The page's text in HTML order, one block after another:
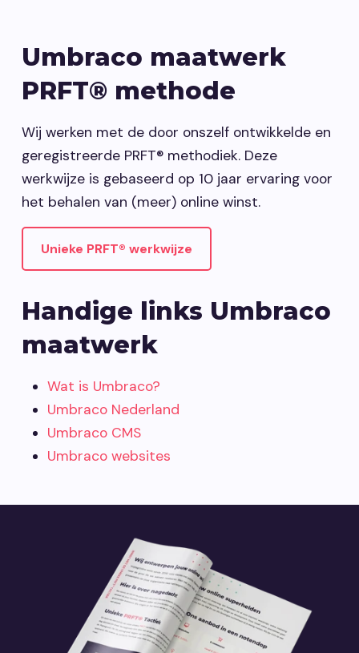
Umbraco maatwerk
PRFT® methode
Wij werken met de door onszelf ontwikkelde en
geregistreerde PRFT® methodiek. Deze
werkwijze is gebaseerd op 10 jaar ervaring voor
het behalen van (meer) online winst.
Unieke PRFT® werkwijze
Handige links Umbraco
maatwerk
Wat is Umbraco?
Umbraco Nederland
Umbraco CMS
Umbraco websites